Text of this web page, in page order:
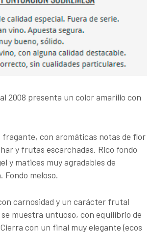
2008 presenta un color amarillo con
con aromáticas notas de flor
y frutas escarchadas. Rico fondo
y matices muy agradables de
Fondo meloso.
carnosidad y un carácter frutal
muestra untuoso, con equilibrio de
con un final muy elegante (ecos